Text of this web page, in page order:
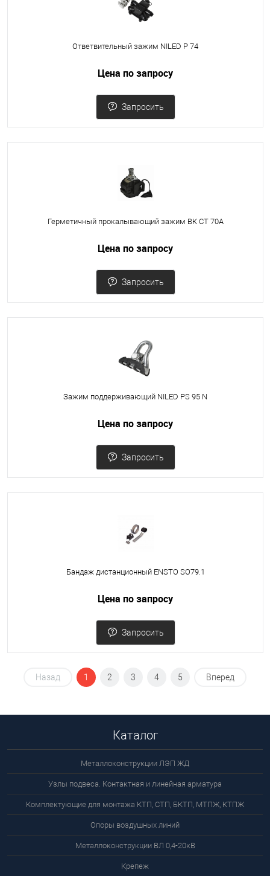
Ответвительный зажим NILED Р 74
Цена по запросу
Запросить
Герметичный прокалывающий зажим ВК СТ 70А
Цена по запросу
Запросить
Зажим поддерживающий NILED PS 95 N
Цена по запросу
Запросить
Бандаж дистанционный ENSTO SO79.1
Цена по запросу
Запросить
Назад 1 2 3 4 5 Вперед
Каталог
Металлоконструкции ЛЭП ЖД
Узлы подвеса. Контактная и линейная арматура
Комплектующие для монтажа КТП, СТП, БКТП, МТПЖ, КТПЖ
Опоры воздушных линий
Металлоконструкции ВЛ 0,4-20кВ
Крепеж